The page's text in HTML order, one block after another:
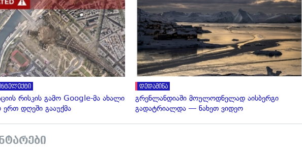
რისკის გამო Google-მა ახალი
ერთ დღეში გააუქმა
დედამიწა
გრენლანდიაში მოულოდნელად აისბერგი
გადატრიალდა — ნახეთ ვიდეო